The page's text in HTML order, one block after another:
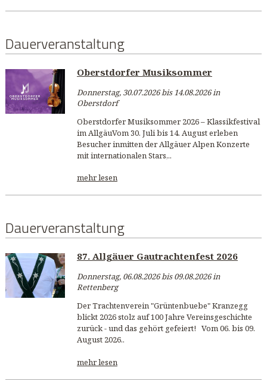
Dauerveranstaltung
Oberstdorfer Musiksommer
Donnerstag, 30.07.2026 bis 14.08.2026 in
Oberstdorf
Oberstdorfer Musiksommer 2026 – Klassikfestival
im AllgäuVom 30. Juli bis 14. August erleben
Besucher inmitten der Allgäuer Alpen Konzerte
mit internationalen Stars,..
mehr lesen
Dauerveranstaltung
87. Allgäuer Gautrachtenfest 2026
Donnerstag, 06.08.2026 bis 09.08.2026 in
Rettenberg
Der Trachtenverein "Grüntenbuebe" Kranzegg
blickt 2026 stolz auf 100 Jahre Vereinsgeschichte
zurück - und das gehört gefeiert! Vom 06. bis 09.
August 2026..
mehr lesen